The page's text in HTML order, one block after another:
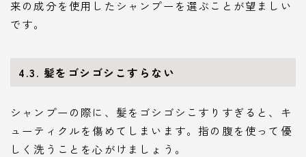
来の成分を使用したシャンプーを選ぶことが望ましい
です。
4.3. 髪をゴシゴシこすらない
シャンプーの際に、髪をゴシゴシこすりすぎると、キ
ューティクルを傷めてしまいます。指の腹を使って優
しく洗うことを心がけましょう。